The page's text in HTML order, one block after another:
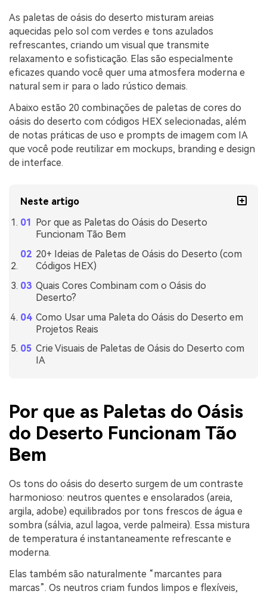
As paletas de oásis do deserto misturam areias
aquecidas pelo sol com verdes e tons azulados
refrescantes, criando um visual que transmite
relaxamento e sofisticação. Elas são especialmente
eficazes quando você quer uma atmosfera moderna e
natural sem ir para o lado rústico demais.
Abaixo estão 20 combinações de paletas de cores do
oásis do deserto com códigos HEX selecionadas, além
de notas práticas de uso e prompts de imagem com IA
que você pode reutilizar em mockups, branding e design
de interface.
Neste artigo
Por que as Paletas do Oásis do Deserto
Funcionam Tão Bem
20+ Ideias de Paletas de Oásis do Deserto (com
Códigos HEX)
Quais Cores Combinam com o Oásis do
Deserto?
Como Usar uma Paleta do Oásis do Deserto em
Projetos Reais
Crie Visuais de Paletas de Oásis do Deserto com
IA
Por que as Paletas do Oásis
do Deserto Funcionam Tão
Bem
Os tons do oásis do deserto surgem de um contraste
harmonioso: neutros quentes e ensolarados (areia,
argila, adobe) equilibrados por tons frescos de água e
sombra (sálvia, azul lagoa, verde palmeira). Essa mistura
de temperatura é instantaneamente refrescante e
moderna.
Elas também são naturalmente “marcantes para
marcas”. Os neutros criam fundos limpos e flexíveis,